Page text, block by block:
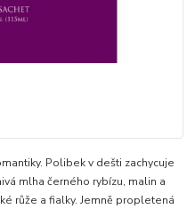
Polibek v dešti zachycuje
mlha černého rybízu, malin a
růže a fialky. Jemně propletená